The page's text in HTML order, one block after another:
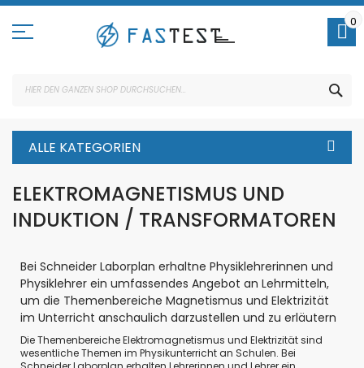
Direkt
Inhalt
0
ALLE KATEGORIEN
ELEKTROMAGNETISMUS UND
INDUKTION / TRANSFORMATOREN
Bei Schneider Laborplan erhaltne Physiklehrerinnen und
Physiklehrer ein umfassendes Angebot an Lehrmitteln,
um die Themenbereiche Magnetismus und Elektrizität
im Unterricht anschaulich darzustellen und zu erläutern
Die Themenbereiche Elektromagnetismus und Elektrizität sind
wesentliche Themen im Physikunterricht an Schulen. Bei